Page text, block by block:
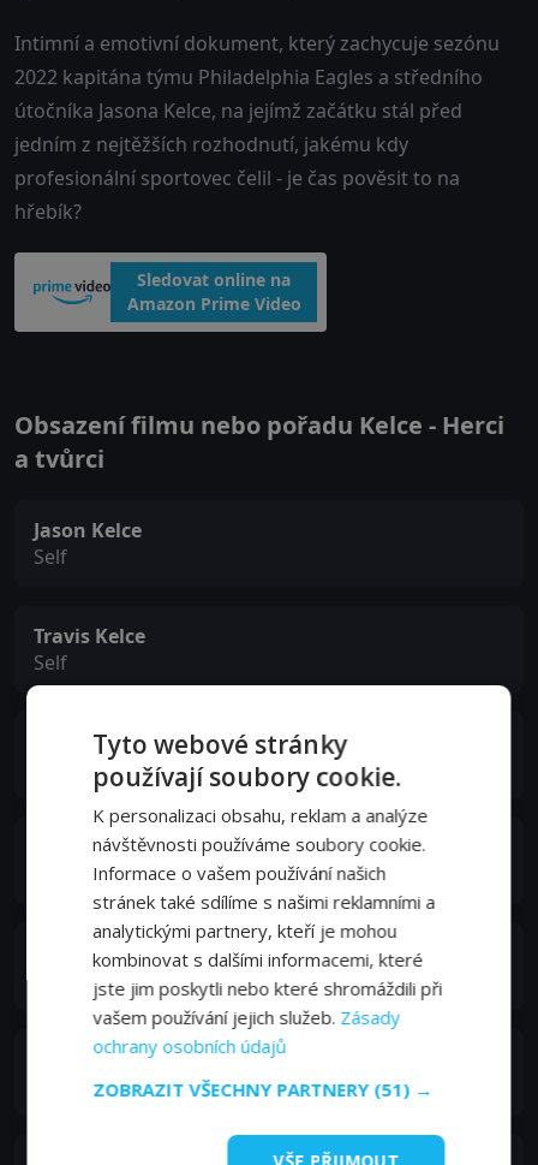
Intimní a emotivní dokument, který zachycuje sezónu
2022 kapitána týmu Philadelphia Eagles a středního
útočníka Jasona Kelce, na jejímž začátku stál před
jedním z nejtěžších rozhodnutí, jakému kdy
profesionální sportovec čelil - je čas pověsit to na
hřebík?
Sledovat online na
Amazon Prime Video
Obsazení filmu nebo pořadu Kelce - Herci
a tvůrci
Jason Kelce
Self
Travis Kelce
Self
Mike Quick
Aaron Eanes
Kylie Kelce
Donna Kelce
Tyto webové stránky
používají soubory cookie.
K personalizaci obsahu, reklam a analýze
návštěvnosti používáme soubory cookie.
Informace o vašem používání našich
stránek také sdílíme s našimi reklamními a
analytickými partnery, kteří je mohou
kombinovat s dalšími informacemi, které
jste jim poskytli nebo které shromáždili při
vašem používání jejich služeb. Zásady
ochrany osobních údajů
ZOBRAZIT VŠECHNY PARTNERY (51) →